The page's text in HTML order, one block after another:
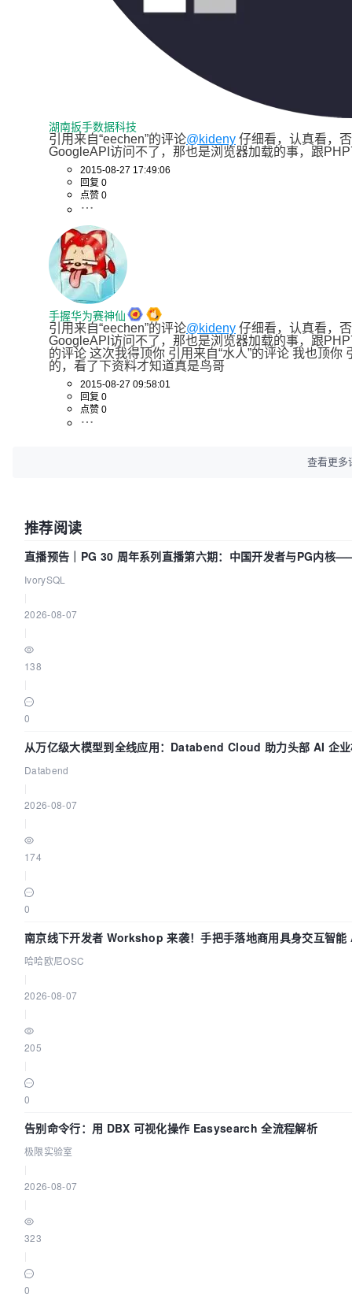
湖南扳手数据科技
引用来自“eechen”的评论@kideny 仔细看，认真看，
GoogleAPI访问不了，那也是浏览器加载的事，跟
2015-08-27 17:49:06
回复 0
点赞 0
手握华为赛神仙
引用来自“eechen”的评论@kideny 仔细看，认真看，
GoogleAPI访问不了，那也是浏览器加载的事，跟
的评论 这次我得顶你 引用来自“水人”的评论 我也顶
的，看了下资料才知道真是鸟哥
2015-08-27 09:58:01
回复 0
点赞 0
查看更多
推荐阅读
直播预告｜PG 30 周年系列直播第六期：中国开发者与PG内核
IvorySQL
2026-08-07
138
0
从万亿级大模型到全线应用：Databend Cloud 助力头部 AI 企
Databend
2026-08-07
174
0
南京线下开发者 Workshop 来袭！手把手落地商用具身交互智
哈哈欧尼OSC
2026-08-07
205
0
告别命令行：用 DBX 可视化操作 Easysearch 全流程解析
极限实验室
2026-08-07
323
0